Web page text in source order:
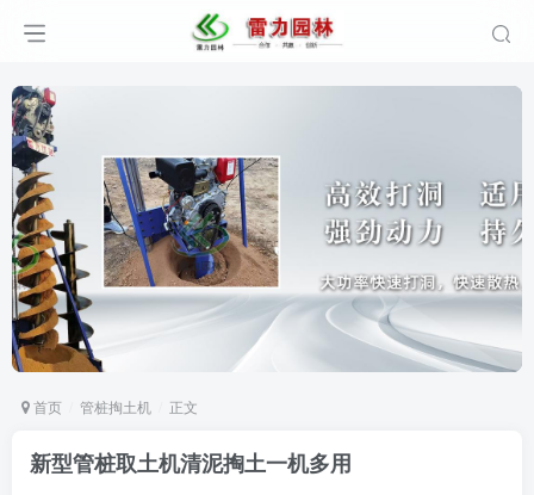
首页 管桩掏土机 正文
新型管桩取土机清泥掏土一机多用